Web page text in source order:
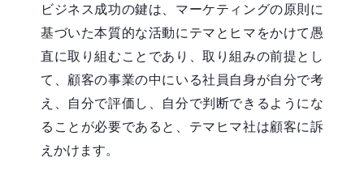
ビジネス成功の鍵は、マーケティングの原則に
基づいた本質的な活動にテマとヒマをかけて愚
直に取り組むことであり、取り組みの前提とし
て、顧客の事業の中にいる社員自身が自分で考
え、自分で評価し、自分で判断できるようにな
ることが必要であると、テマヒマ社は顧客に訴
えかけます。